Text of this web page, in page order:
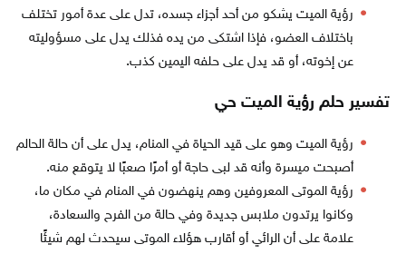
رؤية الميت يشكو من أحد أجزاء جسده، تدل على عدة أمور تختلف
باختلاف العضو، فإذا اشتكى من يده فذلك يدل على مسؤوليته
عن إخوته، أو قد يدل على حلفه اليمين كذب.
تفسير حلم رؤية الميت حي
رؤية الميت وهو على قيد الحياة في المنام، يدل على أن حالة الحالم
أصبحت ميسرة وأنه قد لبى حاجة أو أمرًا صعبًا لا يتوقع منه.
رؤية الموتى المعروفين وهم ينهضون في المنام في مكان ما،
وكانوا يرتدون ملابس جديدة وفي حالة من الفرح والسعادة،
علامة على أن الرائي أو أقارب هؤلاء الموتى سيحدث لهم شيئًا